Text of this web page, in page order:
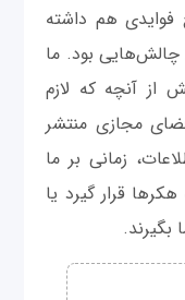
هم داشته
چالش‌هایی بود. ما
از آنچه که لازم
مجازی منتشر
زمانی بر ما
قرار گیرد یا